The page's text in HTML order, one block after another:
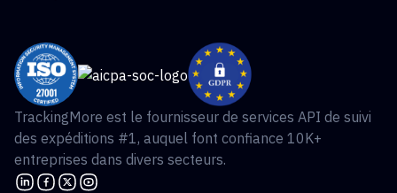
TrackingMore est le fournisseur de services API de suivi
des expéditions #1, auquel font confiance 10K+
entreprises dans divers secteurs.